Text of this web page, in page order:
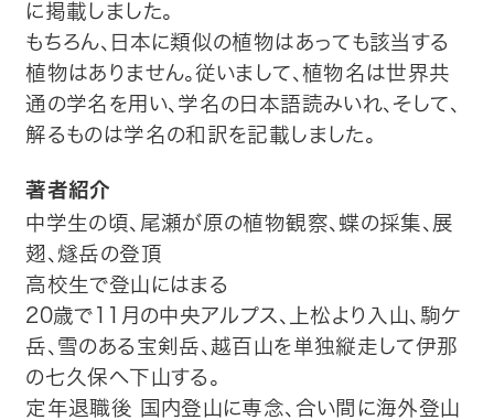
企業情報
に掲載しました。
もちろん、日本に類似の植物はあっても該当する
植物はありません。従いまして、植物名は世界共
通の学名を用い、学名の日本語読みいれ、そして、
解るものは学名の和訳を記載しました。
著者紹介
中学生の頃、尾瀬が原の植物観察、蝶の採集、展
翅、燧岳の登頂
高校生で登山にはまる
20歳で11月の中央アルプス、上松より入山、駒ケ
岳、雪のある宝剣岳、越百山を単独縦走して伊那
の七久保へ下山する。
定年退職後 国内登山に専念、合い間に海外登山